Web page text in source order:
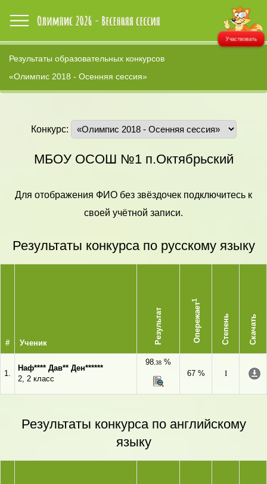
Участвовать
Результаты образовательных конкурсов
«Олимпис 2018 - Осенняя сессия»
Конкурс:
МБОУ ОСОШ №1 п.Октябрьский
Для отображения ФИО без звёздочек подключитесь к
своей учётной записи.
Результаты конкурса по русскому языку
# Ученик Результат Опережает
1
Степень Скачать
1.
Наф**** Дав** Ден******
2, 2 класс
98,38 %
67 %
I
Результаты конкурса по английскому
языку